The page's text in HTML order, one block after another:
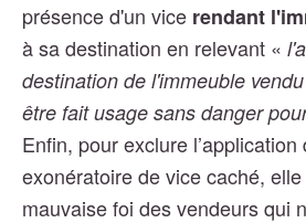
présence d'un vice rendant
à sa destination en relevant «
destination de l'immeuble
être fait usage sans danger
Enfin, pour exclure
exonératoire de vice caché,
mauvaise foi des vendeurs qui